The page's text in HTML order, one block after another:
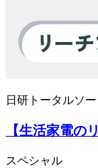
日研トータルソ
【生活家電の
スペシャル